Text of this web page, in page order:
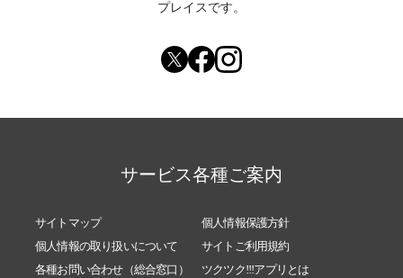
プレイスです。
サービス各種ご案内
サイトマップ
個人情報保護方針
個人情報の取り扱いについて
サイトご利用規約
各種お問い合わせ（総合窓口）
ツクツク!!!アプリとは